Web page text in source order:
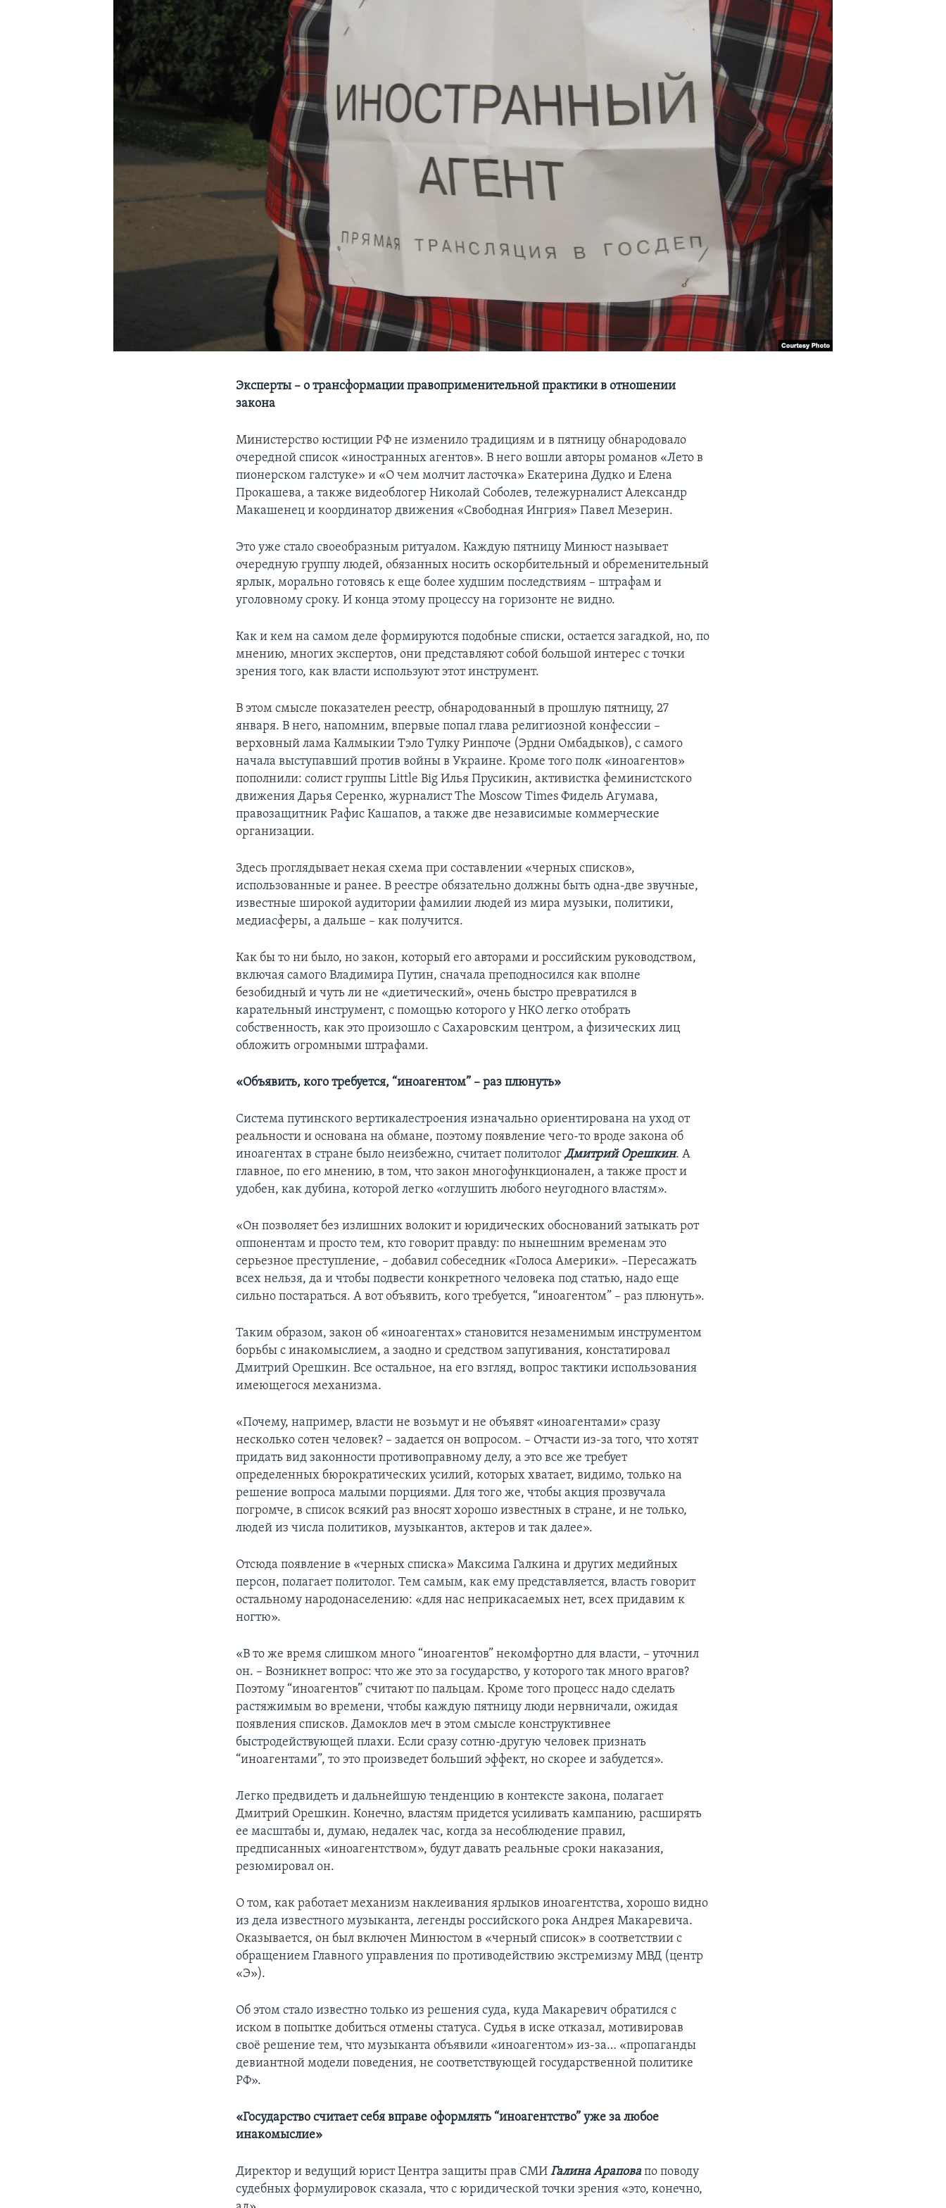
Эксперты – о трансформации правоприменительной практики в отношении
закона
Министерство юстиции РФ не изменило традициям и в пятницу обнародовало
очередной список «иностранных агентов». В него вошли авторы романов «Лето в
пионерском галстуке» и «О чем молчит ласточка» Екатерина Дудко и Елена
Прокашева, а также видеоблогер Николай Соболев, тележурналист Александр
Макашенец и координатор движения «Свободная Ингрия» Павел Мезерин.
Это уже стало своеобразным ритуалом. Каждую пятницу Минюст называет
очередную группу людей, обязанных носить оскорбительный и обременительный
ярлык, морально готовясь к еще более худшим последствиям – штрафам и
уголовному сроку. И конца этому процессу на горизонте не видно.
Как и кем на самом деле формируются подобные списки, остается загадкой, но, по
мнению, многих экспертов, они представляют собой большой интерес с точки
зрения того, как власти используют этот инструмент.
В этом смысле показателен реестр, обнародованный в прошлую пятницу, 27
января. В него, напомним, впервые попал глава религиозной конфессии –
верховный лама Калмыкии Тэло Тулку Ринпоче (Эрдни Омбадыков), с самого
начала выступавший против войны в Украине. Кроме того полк «иноагентов»
пополнили: солист группы Littlе Big Илья Прусикин, активистка феминистского
движения Дарья Серенко, журналист The Moscow Times Фидель Агумава,
правозащитник Рафис Кашапов, а также две независимые коммерческие
организации.
Здесь проглядывает некая схема при составлении «черных списков»,
использованные и ранее. В реестре обязательно должны быть одна-две звучные,
известные широкой аудитории фамилии людей из мира музыки, политики,
медиасферы, а дальше – как получится.
Как бы то ни было, но закон, который его авторами и российским руководством,
включая самого Владимира Путин, сначала преподносился как вполне
безобидный и чуть ли не «диетический», очень быстро превратился в
карательный инструмент, с помощью которого у НКО легко отобрать
собственность, как это произошло с Сахаровским центром, а физических лиц
обложить огромными штрафами.
«Объявить, кого требуется, “иноагентом” – раз плюнуть»
Система путинского вертикалестроения изначально ориентирована на уход от
реальности и основана на обмане, поэтому появление чего-то вроде закона об
иноагентах в стране было неизбежно, считает политологДмитрий Орешкин. А
главное, по его мнению, в том, что закон многофункционален, а также прост и
удобен, как дубина, которой легко «оглушить любого неугодного властям».
«Он позволяет без излишних волокит и юридических обоснований затыкать рот
оппонентам и просто тем, кто говорит правду: по нынешним временам это
серьезное преступление, – добавил собеседник «Голоса Америки». –Пересажать
всех нельзя, да и чтобы подвести конкретного человека под статью, надо еще
сильно постараться. А вот объявить, кого требуется, “иноагентом” – раз плюнуть».
Таким образом, закон об «иноагентах» становится незаменимым инструментом
борьбы с инакомыслием, а заодно и средством запугивания, констатировал
Дмитрий Орешкин. Все остальное, на его взгляд, вопрос тактики использования
имеющегося механизма.
«Почему, например, власти не возьмут и не объявят «иноагентами» сразу
несколько сотен человек? – задается он вопросом. – Отчасти из-за того, что хотят
придать вид законности противоправному делу, а это все же требует
определенных бюрократических усилий, которых хватает, видимо, только на
решение вопроса малыми порциями. Для того же, чтобы акция прозвучала
погромче, в список всякий раз вносят хорошо известных в стране, и не только,
людей из числа политиков, музыкантов, актеров и так далее».
Отсюда появление в «черных списка» Максима Галкина и других медийных
персон, полагает политолог. Тем самым, как ему представляется, власть говорит
остальному народонаселению: «для нас неприкасаемых нет, всех придавим к
ногтю».
«В то же время слишком много “иноагентов” некомфортно для власти, – уточнил
он. – Возникнет вопрос: что же это за государство, у которого так много врагов?
Поэтому “иноагентов” считают по пальцам. Кроме того процесс надо сделать
растяжимым во времени, чтобы каждую пятницу люди нервничали, ожидая
появления списков. Дамоклов меч в этом смысле конструктивнее
быстродействующей плахи. Если сразу сотню-другую человек признать
“иноагентами”, то это произведет больший эффект, но скорее и забудется».
Легко предвидеть и дальнейшую тенденцию в контексте закона, полагает
Дмитрий Орешкин. Конечно, властям придется усиливать кампанию, расширять
ее масштабы и, думаю, недалек час, когда за несоблюдение правил,
предписанных «иноагентством», будут давать реальные сроки наказания,
резюмировал он.
О том, как работает механизм наклеивания ярлыков иноагентства, хорошо видно
из дела известного музыканта, легенды российского рока Андрея Макаревича.
Оказывается, он был включен Минюстом в «черный список» в соответствии с
обращением Главного управления по противодействию экстремизму МВД (центр
«Э»).
Об этом стало известно только из решения суда, куда Макаревич обратился с
иском в попытке добиться отмены статуса. Судья в иске отказал, мотивировав
своё решение тем, что музыканта объявили «иноагентом» из-за… «пропаганды
девиантной модели поведения, не соответствующей государственной политике
РФ».
«Государство считает себя вправе оформлять “иноагентство” уже за любое
инакомыслие»
Директор и ведущий юрист Центра защиты прав СМИ Галина Араповапо поводу
судебных формулировок сказала, что с юридической точки зрения «это, конечно,